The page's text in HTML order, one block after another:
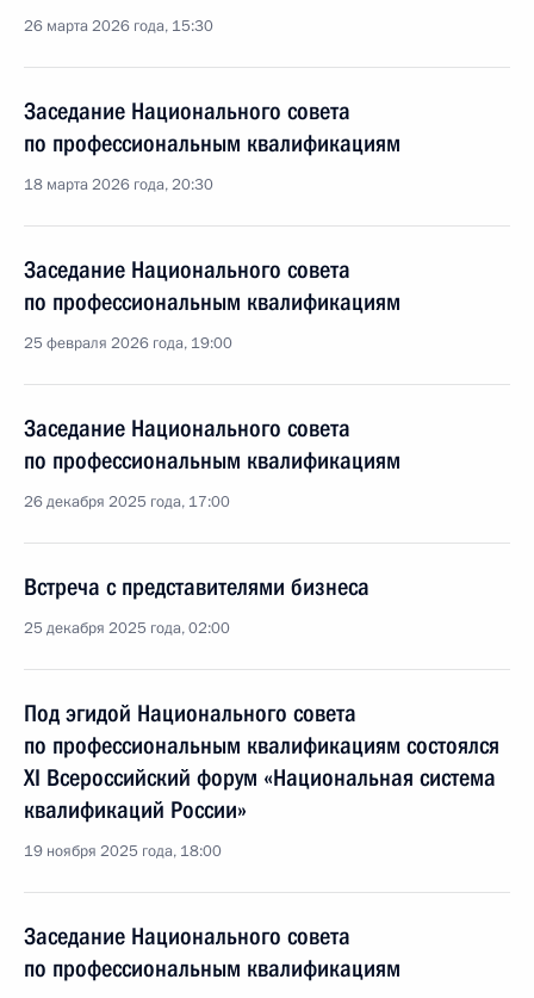
26 марта 2026 года, 15:30
Заседание Национального совета
по профессиональным квалификациям
18 марта 2026 года, 20:30
Заседание Национального совета
по профессиональным квалификациям
25 февраля 2026 года, 19:00
Заседание Национального совета
по профессиональным квалификациям
26 декабря 2025 года, 17:00
Встреча с представителями бизнеса
25 декабря 2025 года, 02:00
Под эгидой Национального совета
по профессиональным квалификациям состоялся
XI Всероссийский форум «Национальная система
квалификаций России»
19 ноября 2025 года, 18:00
Заседание Национального совета
по профессиональным квалификациям